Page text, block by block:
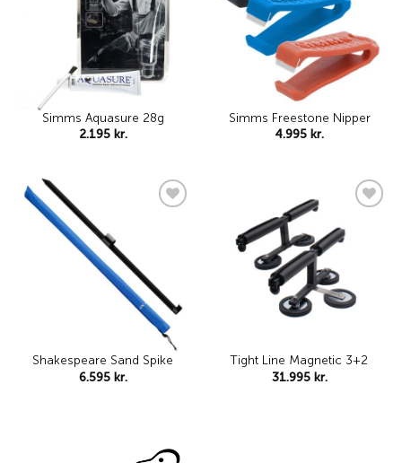
Simms Aquasure 28g
2.195 kr.
Simms Freestone Nipper
4.995 kr.
Shakespeare Sand Spike
6.595 kr.
wishlist
Tight Line Magnetic 3+2
31.995 kr.